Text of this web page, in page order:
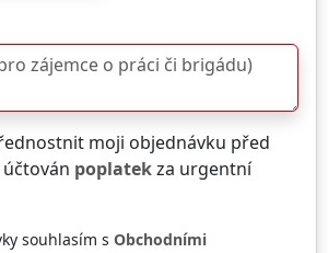
moji objednávku před
poplatekza urgentní
souhlasím s Obchodními